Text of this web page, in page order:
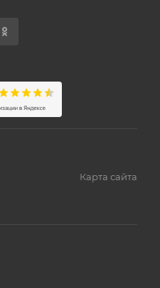
Карта сайта